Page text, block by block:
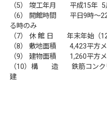
（5） 竣工年月 平成15年 5
（6） 開館時間 平日9時～
る時のみ
（7） 休 館 日 年末年始（12
（8） 敷地面積 4,423平方
（9） 建物面積 1,260平方
（10）構 造 鉄筋コンクリ
建